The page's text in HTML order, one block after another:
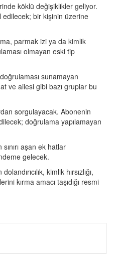
köklü değişiklikler geliyor.
bir kişinin üzerine
parmak izi ya da kimlik
olmayan eski tip
sunamayan
ve ailesi gibi bazı gruplar bu
sorgulayacak. Abonenin
doğrulama yapılamayan
aşan ek hatlar
gelecek.
kimlik hırsızlığı,
kırma amacı taşıdığı resmi